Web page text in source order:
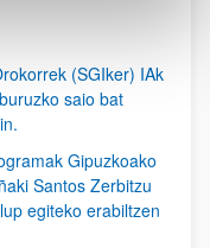
(SGIker) IAk
saio bat
Gipuzkoako
Santos Zerbitzu
egiteko erabiltzen